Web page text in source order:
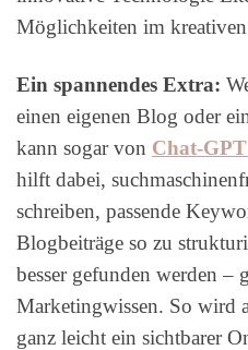
Möglichkeiten im
Ein spannendes Extra:
einen eigenen Blog oder
kann sogar von Chat-
hilft dabei,
schreiben, passende
Blogbeiträge so zu
besser gefunden werden –
Marketingwissen. So wird
ganz leicht ein sichtbarer